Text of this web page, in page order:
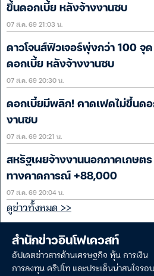
ขึ้นดอกเบี้ย หลังจ้างงานซบ
07 ส.ค. 69 21:03 น.
ดาวโจนส์ฟิวเจอร์พุ่งกว่า 100 จุ
ดอกเบี้ย หลังจ้างงานซบ
07 ส.ค. 69 20:30 น.
ดอกเบี้ยมีพลิก! คาดเฟดไม่ขึ้นดอ
งานซบ
07 ส.ค. 69 20:21 น.
สหรัฐเผยจ้างงานนอกภาคเกษต
ทางคาดการณ์ +88,000
07 ส.ค. 69 20:04 น.
ดูข่าวทั้งหมด >>
สำนักข่าวอินโฟเควสท์
อัปเดตข่าวสารด้านเศรษฐกิจ หุ้น การเงิน
การลงทุน คริปโท และประเด็นน่าสนใจรอ